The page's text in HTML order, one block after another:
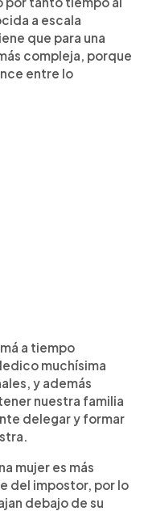
a escala
que para una
compleja, porque
entre lo
a tiempo
muchísima
y además
nuestra familia
delegar y formar
mujer es más
del impostor, por lo
debajo de su